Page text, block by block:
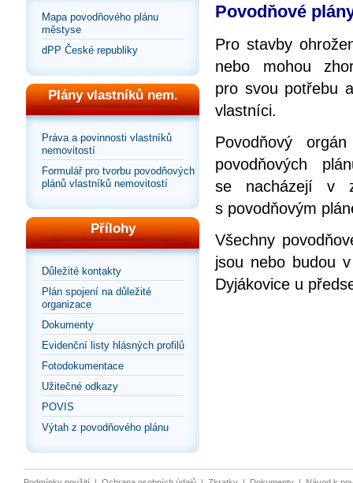
Mapa povodňového plánu
městyse
dPP České republiky
Plány vlastníků nem.
Práva a povinnosti vlastníků
nemovitostí
Formulář pro tvorbu povodňových
plánů vlastníků nemovitostí
Přílohy
Důležité kontakty
Plán spojení na důležité
organizace
Dokumenty
Evidenční listy hlásných profilů
Fotodokumentace
Užitečné odkazy
POVIS
Výtah z povodňového plánu
Povodňové
Pro stavby
nebo mohou
pro svou potřebu
vlastníci.
Povodňový
povodňových
se nacházejí v
s povodňovým
Všechny
jsou nebo budou
Dyjákovice u